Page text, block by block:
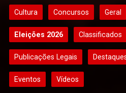
Cultura Concursos Geral
Eleições 2026 Classificados
Publicações Legais
Eventos Vídeos